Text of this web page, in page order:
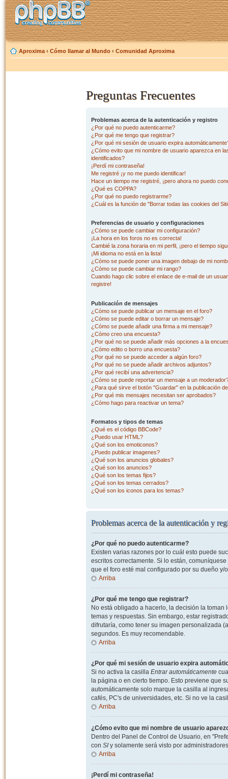
Aproxima ‹ Cómo llamar al Mundo ‹ Comunidad Aproxima
Preguntas Frecuentes
Problemas acerca de la autenticación y registro
¿Por qué no puedo autenticarme?
¿Por qué me tengo que registrar?
¿Por qué mi sesión de usuario expira
¿Cómo evito que mi nombre de usuario aparezca en
identificados?
¡Perdí mi contraseña!
Me registré ¡y no me puedo identificar!
Hace un tiempo me registré, ¡pero ahora no puedo
¿Qué es COPPA?
¿Por qué no puedo registrarme?
¿Cuál es la función de "Borrar todas las cookies del
Preferencias de usuario y configuraciones
¿Cómo se puede cambiar mi configuración?
¡La hora en los foros no es correcta!
Cambié la zona horaria en mi perfil, ¡pero el tiempo
¡Mi idioma no está en la lista!
¿Cómo se puede poner una imagen debajo de mi
¿Cómo se puede cambiar mi rango?
Cuando hago clic sobre el enlace de e-mail de un
registre!
Publicación de mensajes
¿Cómo se puede publicar un mensaje en el foro?
¿Cómo se puede editar o borrar un mensaje?
¿Cómo se puede añadir una firma a mi mensaje?
¿Cómo creo una encuesta?
¿Por qué no se puede añadir más opciones a la
¿Cómo edito o borro una encuesta?
¿Por qué no se puede acceder a algún foro?
¿Por qué no se puede añadir archivos adjuntos?
¿Por qué recibí una advertencia?
¿Cómo se puede reportar un mensaje a un
¿Para qué sirve el botón "Guardar" en la publicación
¿Por qué mis mensajes necesitan ser aprobados?
¿Cómo hago para reactivar un tema?
Formatos y tipos de temas
¿Qué es el código BBCode?
¿Puedo usar HTML?
¿Qué son los emoticonos?
¿Puedo publicar imagenes?
¿Qué son los anuncios globales?
¿Qué son los anuncios?
¿Qué son los temas fijos?
¿Qué son los temas cerrados?
¿Qué son los iconos para los temas?
Problemas acerca de la autenticación y
¿Por qué no puedo autenticarme?
Existen varias razones por lo cuál esto puede
escritos correctamente. Si lo están,
que el foro esté mal configurado por su dueño
Arriba
¿Por qué me tengo que registrar?
No está obligado a hacerlo, la decisión la
temas y respuestas. Sin embargo, estar
difrutaría, como tener su imagen personalizada
segundos. Es muy recomendable.
Arriba
¿Por qué mi sesión de usuario expira
Si no activa la casilla Entrar automáticamente
la página o en cierto tiempo. Esto previene que
automáticamente solo marque la casilla al
cafés, PC's de universidades, etc. Si no ve la
Arriba
¿Cómo evito que mi nombre de usuario
Dentro del Panel de Control de Usuario, en
con SIy solamente será visto por
Arriba
¡Perdí mi contraseña!